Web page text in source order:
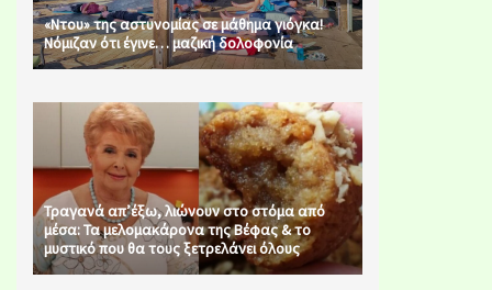
«Ντου» της αστυνομίας σε μάθημα γιόγκα!
Νόμιζαν ότι έγινε… μαζική δολοφονία
Τραγανά απ’έξω, λιώνουν στο στόμα από
μέσα: Τα μελομακάρονα της Βέφας & το
μυστικό που θα τους ξετρελάνει όλους